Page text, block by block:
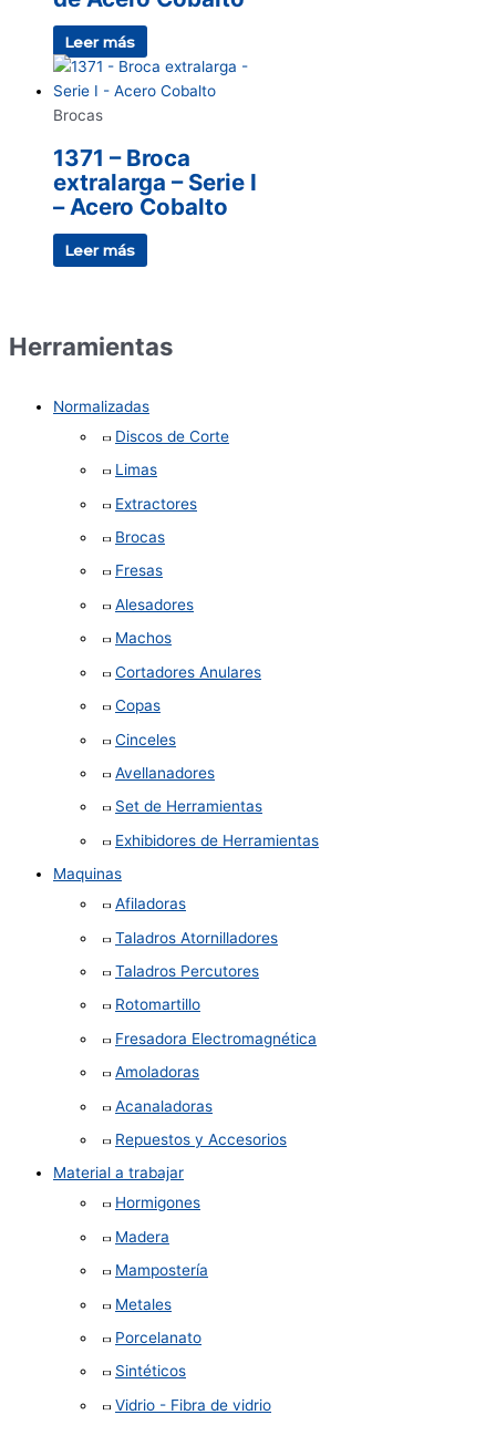
Leer más
Brocas
1371 – Broca
extralarga – Serie I
– Acero Cobalto
Leer más
Herramientas
Normalizadas
Discos de Corte
Limas
Extractores
Brocas
Fresas
Alesadores
Machos
Cortadores Anulares
Copas
Cinceles
Avellanadores
Set de Herramientas
Exhibidores de Herramientas
Maquinas
Afiladoras
Taladros Atornilladores
Taladros Percutores
Rotomartillo
Fresadora Electromagnética
Amoladoras
Acanaladoras
Repuestos y Accesorios
Material a trabajar
Hormigones
Madera
Mampostería
Metales
Porcelanato
Sintéticos
Vidrio - Fibra de vidrio